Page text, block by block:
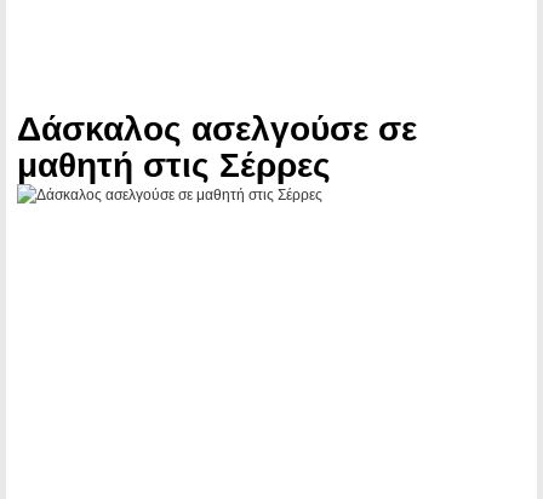
Δάσκαλος ασελγούσε σε
μαθητή στις Σέρρες